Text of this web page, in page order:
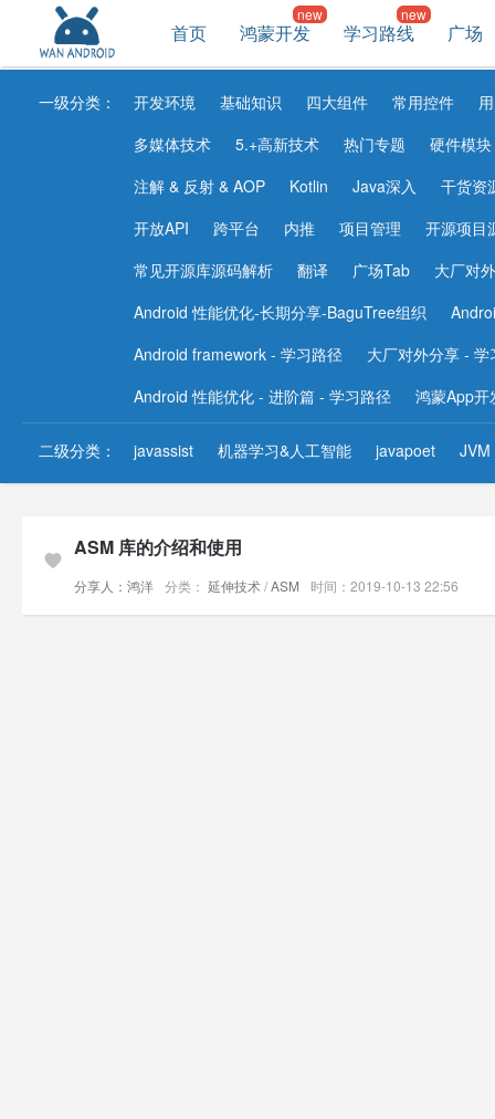
首页 鸿蒙开发 学习路线 广场
一级分类： 开发环境 基础知识 四大组件 常用控件
多媒体技术
5.+高新技术 热门专题
硬件模块
注解 & 反射 & AOP
Kotlin Java深入
干货资
开放API
跨平台 内推 项目管理
开源项目
常见开源库源码解析
翻译 广场Tab
大厂对
Android 性能优化-长期分享-BaguTree组织
Android framework - 学习路径
大厂对外分享 - 学
Android 性能优化 - 进阶篇 - 学习路径
鸿蒙App开
二级分类： javassist 机器学习&人工智能 javapoet JVM
ASM 库的介绍和使用
分享人：鸿洋 分类： 延伸技术/ASM 时间：2019-10-13 22:56